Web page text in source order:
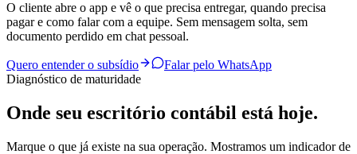
O cliente abre o app e vê o que precisa entregar, quando precisa
pagar e como falar com a equipe. Sem mensagem solta, sem
documento perdido em chat pessoal.
Quero entender o subsídio
Falar pelo WhatsApp
Diagnóstico de maturidade
Onde seu escritório contábil está hoje.
Marque o que já existe na sua operação. Mostramos um indicador de